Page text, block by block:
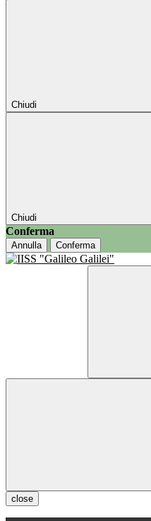
Chiudi
Chiudi
Conferma
Annulla Conferma
close